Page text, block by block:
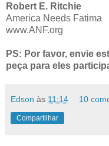
Robert E. Ritchie
America Needs Fatima
www.ANF.org
PS: Por favor, envie
peça para eles
Edson às 11:14 10
Compartilhar